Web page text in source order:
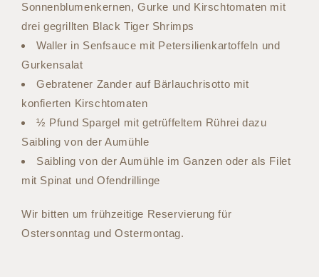
Sonnenblumenkernen, Gurke und Kirschtomaten mit
drei gegrillten Black Tiger Shrimps
Waller in Senfsauce mit Petersilienkartoffeln und
Gurkensalat
Gebratener Zander auf Bärlauchrisotto mit
konfierten Kirschtomaten
½ Pfund Spargel mit getrüffeltem Rührei dazu
Saibling von der Aumühle
Saibling von der Aumühle im Ganzen oder als Filet
mit Spinat und Ofendrillinge
Wir bitten um frühzeitige Reservierung für
Ostersonntag und Ostermontag.